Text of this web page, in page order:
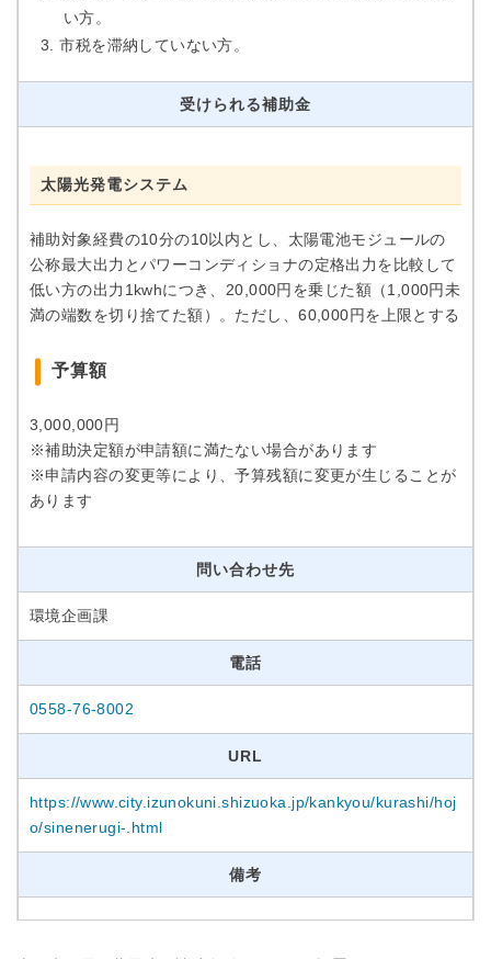
い方。
市税を滞納していない方。
受けられる補助金
太陽光発電システム
補助対象経費の10分の10以内とし、太陽電池モジュールの
公称最大出力とパワーコンディショナの定格出力を比較して
低い方の出力1kwhにつき、20,000円を乗じた額（1,000円未
満の端数を切り捨てた額）。ただし、60,000円を上限とする
予算額
3,000,000円
※補助決定額が申請額に満たない場合があります
※申請内容の変更等により、予算残額に変更が生じることが
あります
問い合わせ先
環境企画課
電話
0558-76-8002
URL
https://www.city.izunokuni.shizuoka.jp/kankyou/kurashi/hoj
o/sinenerugi-.html
備考